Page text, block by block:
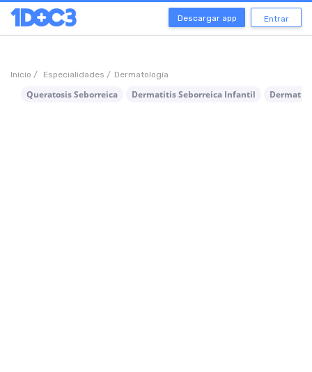
Descargar app Entrar
Inicio / Especialidades / Dermatología
Queratosis Seborreica Dermatitis Seborreica Infantil